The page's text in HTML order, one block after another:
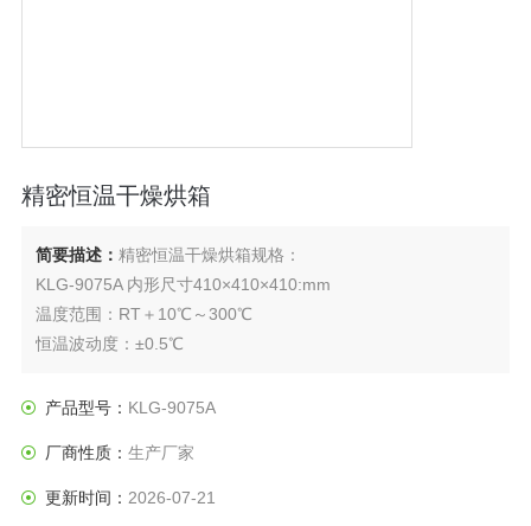
精密恒温干燥烘箱
简要描述： 精密恒温干燥烘箱规格：
KLG-9075A 内形尺寸410×410×410:mm
温度范围：RT＋10℃～300℃
恒温波动度：±0.5℃
产品型号： KLG-9075A
厂商性质： 生产厂家
更新时间： 2026-07-21